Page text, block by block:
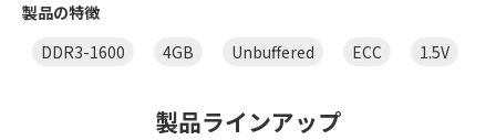
製品の特徴
DDR3-1600
4GB Unbuffered ECC 1.5V
製品ラインアップ